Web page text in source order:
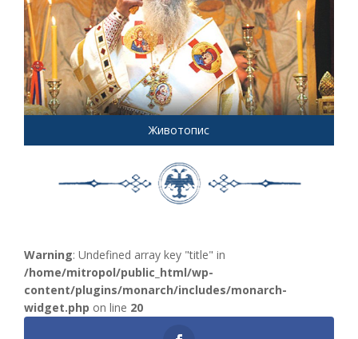
Животопис
Warning: Undefined array key "title" in
/home/mitropol/public_html/wp-
content/plugins/monarch/includes/monarch-
widget.php on line 20